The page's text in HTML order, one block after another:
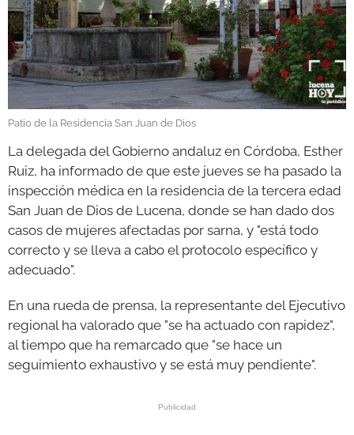
Patio de la Residencia San Juan de Dios
La delegada del Gobierno andaluz en Córdoba, Esther
Ruiz, ha informado de que este jueves se ha pasado la
inspección médica en la residencia de la tercera edad
San Juan de Dios de Lucena, donde se han dado dos
casos de mujeres afectadas por sarna, y "está todo
correcto y se lleva a cabo el protocolo específico y
adecuado".
En una rueda de prensa, la representante del Ejecutivo
regional ha valorado que "se ha actuado con rapidez",
al tiempo que ha remarcado que "se hace un
seguimiento exhaustivo y se está muy pendiente".